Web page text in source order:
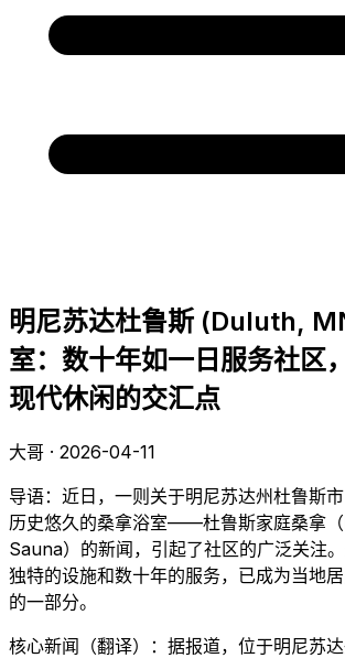
明尼苏达杜鲁斯 (Duluth,
室：数十年如一日服务社区
现代休闲的交汇点
大哥 · 2026-04-11
导语：近日，一则关于明尼苏达州杜鲁斯
历史悠久的桑拿浴室——杜鲁斯家庭桑拿
Sauna）的新闻，引起了社区的广泛关注
独特的设施和数十年的服务，已成为当地
的一部分。
核心新闻（翻译）：据报道，位于明尼苏